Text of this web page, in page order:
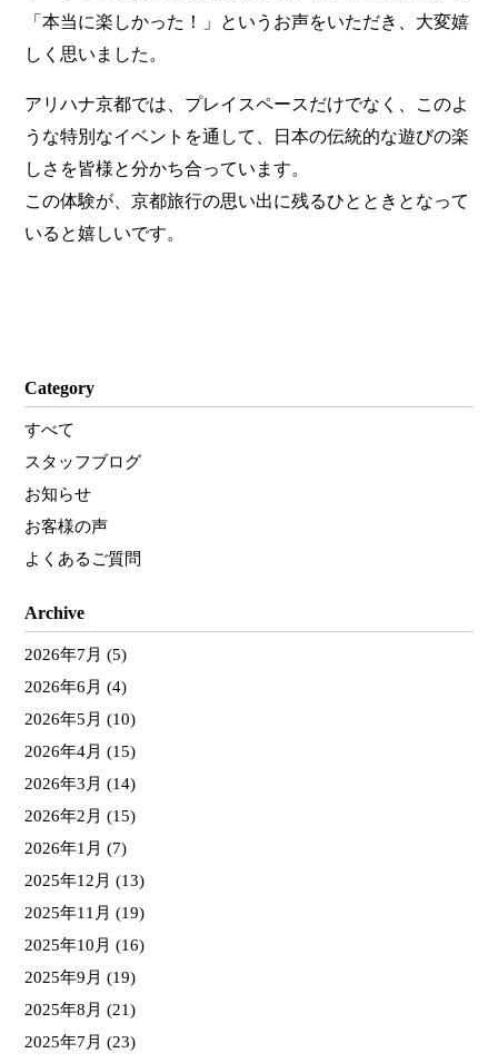
「本当に楽しかった！」というお声をいただき、大変嬉
しく思いました。
アリハナ京都では、プレイスペースだけでなく、このよ
うな特別なイベントを通して、日本の伝統的な遊びの楽
しさを皆様と分かち合っています。
この体験が、京都旅行の思い出に残るひとときとなって
いると嬉しいです。
Category
すべて
スタッフブログ
お知らせ
お客様の声
よくあるご質問
Archive
2026年7月 (5)
2026年6月 (4)
2026年5月 (10)
2026年4月 (15)
2026年3月 (14)
2026年2月 (15)
2026年1月 (7)
2025年12月 (13)
2025年11月 (19)
2025年10月 (16)
2025年9月 (19)
2025年8月 (21)
2025年7月 (23)